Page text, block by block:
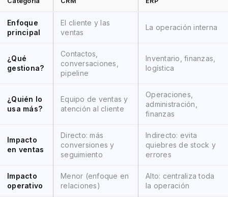
Enfoque
principal
El cliente y las
ventas
La operación interna
¿Qué
gestiona?
Contactos,
conversaciones,
pipeline
Inventario, finanzas,
logística
¿Quién lo
usa más?
Equipo de ventas y
atención al cliente
Operaciones,
administración,
finanzas
Impacto
en ventas
Directo: más
conversiones y
seguimiento
Indirecto: evita
quiebres de stock y
errores
Impacto
operativo
Menor (enfoque en
relaciones)
Alto: centraliza toda
la operación